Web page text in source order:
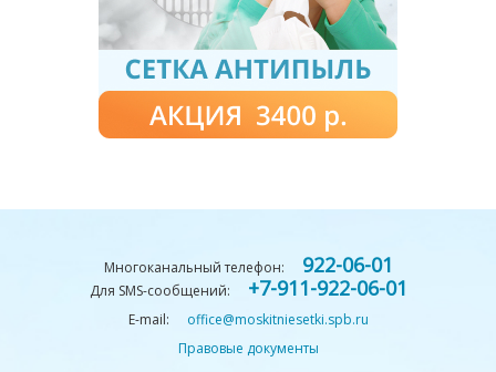
Многоканальный телефон: 922-06-01
Для SMS-сообщений: +7-911-922-06-01
E-mail:
office@moskitniesetki.spb.ru
Правовые документы